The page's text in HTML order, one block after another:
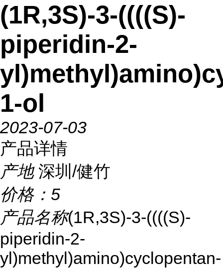
(1R,3S)-3-((((S)-
piperidin-2-
1-ol
2023-07-03
产品详情
产地 深圳/健竹
价格： 5
产品名称(1R,3S)-3-((((S)-
piperidin-2-
yl)methyl)amino)cyclopentan-